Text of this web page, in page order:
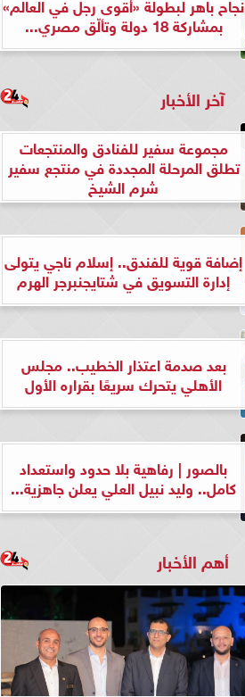
بمشاركة 18 دولة وتألّق مصري...
آخر الأخبار
مجموعة سفير للفنادق والمنتجعات
تطلق المرحلة المجددة في منتجع سفير
شرم الشيخ
إضافة قوية للفندق.. إسلام ناجي يتولى
إدارة التسويق في شتايجنبرجر الهرم
بعد صدمة اعتذار الخطيب.. مجلس
الأهلي يتحرك سريعًا بقراره الأول
بالصور | رفاهية بلا حدود واستعداد
كامل.. وليد نبيل العلي يعلن جاهزية...
أهم الأخبار